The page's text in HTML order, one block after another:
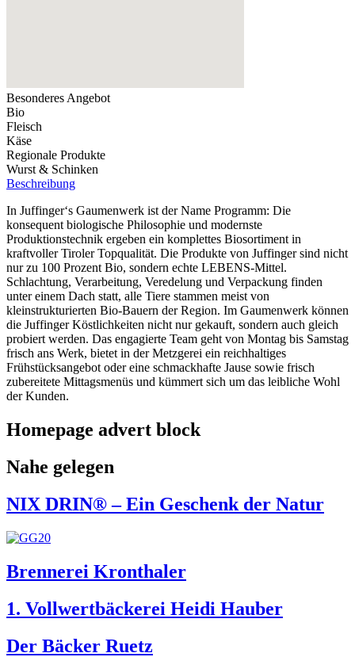
Besonderes Angebot
Bio
Fleisch
Käse
Regionale Produkte
Wurst & Schinken
Beschreibung
In Juffinger‘s Gaumenwerk ist der Name Programm: Die
konsequent biologische Philosophie und modernste
Produktionstechnik ergeben ein komplettes Biosortiment in
kraftvoller Tiroler Topqualität. Die Produkte von Juffinger sind nicht
nur zu 100 Prozent Bio, sondern echte LEBENS-Mittel.
Schlachtung, Verarbeitung, Veredelung und Verpackung finden
unter einem Dach statt, alle Tiere stammen meist von
kleinstrukturierten Bio-Bauern der Region. Im Gaumenwerk können
die Juffinger Köstlichkeiten nicht nur gekauft, sondern auch gleich
probiert werden. Das engagierte Team geht von Montag bis Samstag
frisch ans Werk, bietet in der Metzgerei ein reichhaltiges
Frühstücksangebot oder eine schmackhafte Jause sowie frisch
zubereitete Mittagsmenüs und kümmert sich um das leibliche Wohl
der Kunden.
Homepage advert block
Nahe gelegen
NIX DRIN® – Ein Geschenk der Natur
Brennerei Kronthaler
1. Vollwertbäckerei Heidi Hauber
Der Bäcker Ruetz